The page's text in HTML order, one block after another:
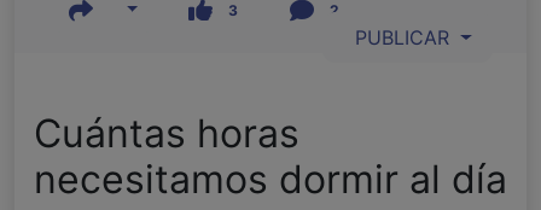
3 2
PUBLICAR
Cuántas horas
necesitamos dormir al día